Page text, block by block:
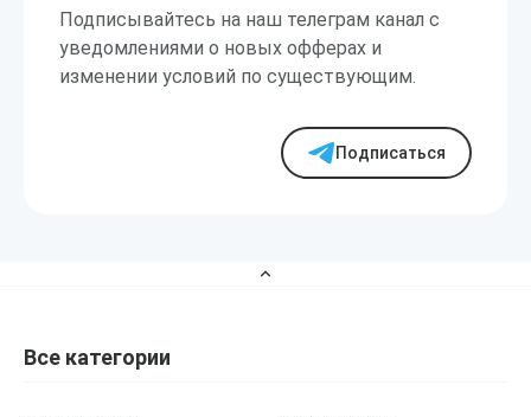
Подписывайтесь на наш телеграм канал с
уведомлениями о новых офферах и
изменении условий по существующим.
Подписаться
Все категории